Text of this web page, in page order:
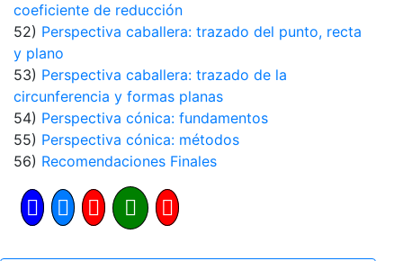
coeficiente de reducción
52) Perspectiva caballera: trazado del punto, recta
y plano
53) Perspectiva caballera: trazado de la
circunferencia y formas planas
54) Perspectiva cónica: fundamentos
55) Perspectiva cónica: métodos
56) Recomendaciones Finales